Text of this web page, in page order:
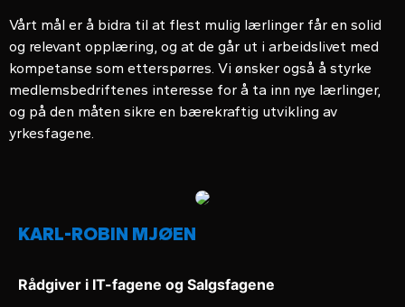
Vårt mål er å bidra til at flest mulig lærlinger får en solid
og relevant opplæring, og at de går ut i arbeidslivet med
kompetanse som etterspørres. Vi ønsker også å styrke
medlemsbedriftenes interesse for å ta inn nye lærlinger,
og på den måten sikre en bærekraftig utvikling av
yrkesfagene.
KARL-ROBIN MJØEN
Rådgiver i IT-fagene og Salgsfagene